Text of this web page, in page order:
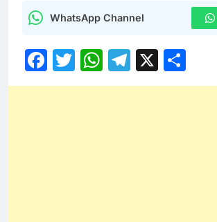
WhatsApp Channel
Facebook
Twitter
WhatsApp
Telegram
X